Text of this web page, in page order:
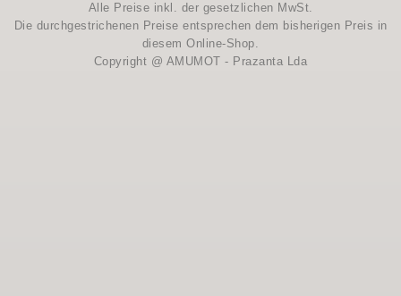
Alle Preise inkl. der gesetzlichen MwSt.
Die durchgestrichenen Preise entsprechen dem bisherigen Preis in
diesem Online-Shop.
Copyright @ AMUMOT - Prazanta Lda